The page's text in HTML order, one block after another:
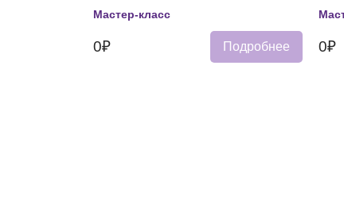
Мастер-класс
0₽ Подробнее 0₽